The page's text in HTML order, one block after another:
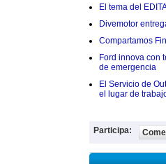
El tema del
Divemotor
Compartamos
Ford innova con
de emergencia
El Servicio de
el lugar de
Participa: